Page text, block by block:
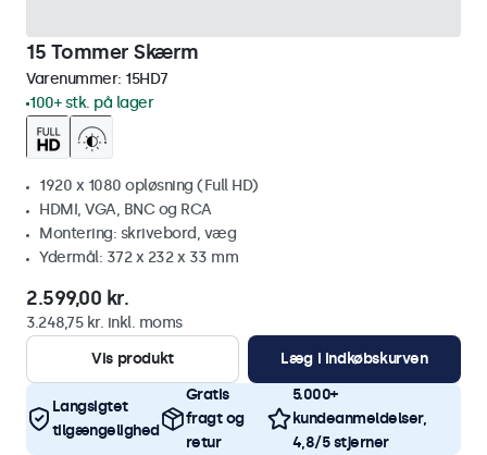
15 Tommer Skærm
Varenummer: 15HD7
100+ stk. på lager
1920 x 1080 opløsning (Full HD)
HDMI, VGA, BNC og RCA
Montering: skrivebord, væg
Ydermål: 372 x 232 x 33 mm
2.599,00 kr.
3.248,75 kr. inkl. moms
Vis produkt
Læg i indkøbskurven
Langsigtet
tilgængelighed
Gratis
fragt og
retur
5.000+
kundeanmeldelser,
4,8/5 stjerner